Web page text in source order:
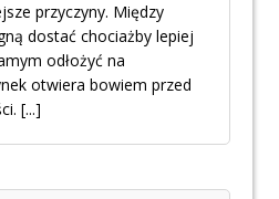
przyczyny. Między
dostać chociażby lepiej
odłożyć na
otwiera bowiem przed
[...]